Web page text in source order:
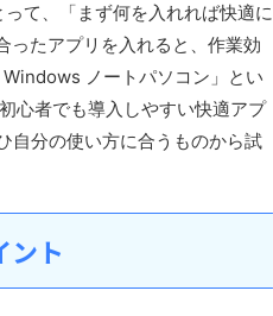
て、「まず何を入れれば快適に
ったアプリを入れると、作業効
ノートパソコン」とい
心者でも導入しやすい快適アプ
自分の使い方に合うものから試
ント